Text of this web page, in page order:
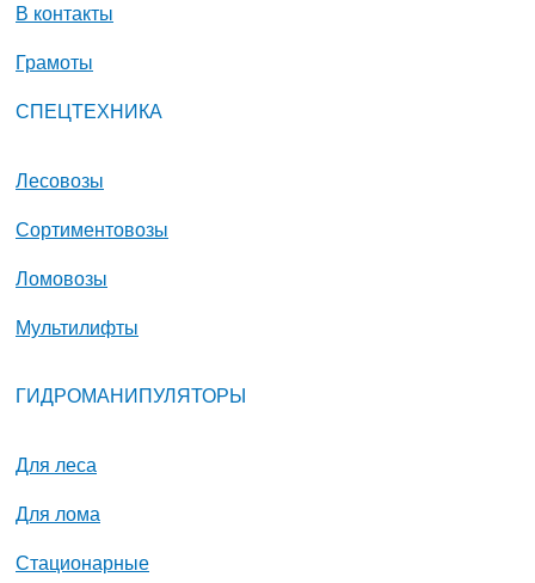
В контакты
Грамоты
СПЕЦТЕХНИКА
Лесовозы
Сортиментовозы
Ломовозы
Мультилифты
ГИДРОМАНИПУЛЯТОРЫ
Для леса
Для лома
Стационарные